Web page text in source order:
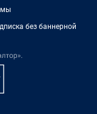
без баннерной